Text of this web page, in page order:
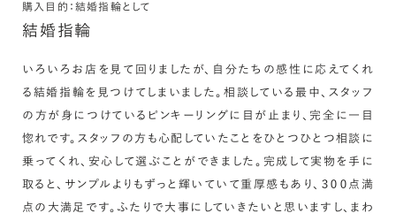
購入目的：結婚指輪として
結婚指輪
いろいろお店を見て回りましたが、自分たちの感性に応えてくれ
る結婚指輪を見つけてしまいました。相談している最中、スタッフ
の方が身につけているピンキーリングに目が止まり、完全に一目
惚れです。スタッフの方も心配していたことをひとつひとつ相談に
乗ってくれ、安心して選ぶことができました。完成して実物を手に
取ると、サンプルよりもずっと輝いていて重厚感もあり、３００点満
点の大満足です。ふたりで大事にしていきたいと思いますし、まわ